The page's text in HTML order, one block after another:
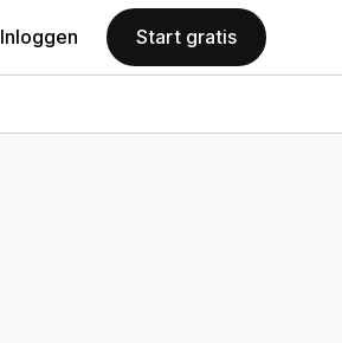
Inloggen Start gratis